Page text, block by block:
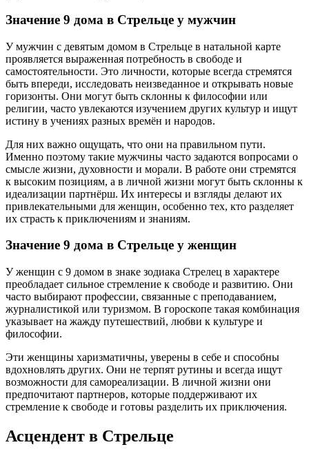
Значение 9 дома в Стрельце у мужчин
У мужчин с девятым домом в Стрельце в натальной карте
проявляется выраженная потребность в свободе и
самостоятельности. Это личности, которые всегда стремятся
быть впереди, исследовать неизведанное и открывать новые
горизонты. Они могут быть склонны к философии или
религии, часто увлекаются изучением других культур и ищут
истину в учениях разных времён и народов.
Для них важно ощущать, что они на правильном пути.
Именно поэтому такие мужчины часто задаются вопросами о
смысле жизни, духовности и морали. В работе они стремятся
к высоким позициям, а в личной жизни могут быть склонны к
идеализации партнёрш. Их интересы и взгляды делают их
привлекательными для женщин, особенно тех, кто разделяет
их страсть к приключениям и знаниям.
Значение 9 дома в Стрельце у женщин
У женщин с 9 домом в знаке зодиака Стрелец в характере
преобладает сильное стремление к свободе и развитию. Они
часто выбирают профессии, связанные с преподаванием,
журналистикой или туризмом. В гороскопе такая комбинация
указывает на жажду путешествий, любви к культуре и
философии.
Эти женщины харизматичны, уверены в себе и способны
вдохновлять других. Они не терпят рутины и всегда ищут
возможности для самореализации. В личной жизни они
предпочитают партнеров, которые поддерживают их
стремление к свободе и готовы разделить их приключения.
Асцендент в Стрельце